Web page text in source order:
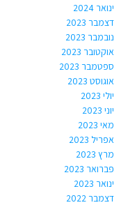
ינואר 2024
דצמבר 2023
נובמבר 2023
אוקטובר 2023
ספטמבר 2023
אוגוסט 2023
יולי 2023
יוני 2023
מאי 2023
אפריל 2023
מרץ 2023
פברואר 2023
ינואר 2023
דצמבר 2022